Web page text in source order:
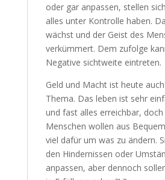
stellen oder gar anpassen,
wollen alles unter Kontrolle
eigene Ego wächst und der
Menschen verkümmert. Dem
eine Negative sichtweite
Geld und Macht ist heute
Thema. Das leben ist sehr
geworden und fast alles
viele Menschen wollen aus
nicht viel dafür um was zu
wollen sich den Hindernissen
Umständen nicht anpassen,